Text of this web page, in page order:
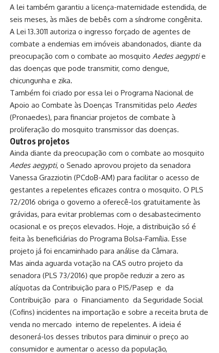
A lei também garantiu a licença-maternidade estendida, de
seis meses, às mães de bebês com a síndrome congênita.
A Lei 13.3011 autoriza o ingresso forçado de agentes de
combate a endemias em imóveis abandonados, diante da
preocupação com o combate ao mosquito Aedes aegyptie
das doenças que pode transmitir, como dengue,
chicungunha e zika.
Também foi criado por essa lei o Programa Nacional de
Apoio ao Combate às Doenças Transmitidas pelo Aedes
(Pronaedes), para financiar projetos de combate à
proliferação do mosquito transmissor das doenças.
Outros projetos
Ainda diante da preocupação com o combate ao mosquito
Aedes aegypti, o Senado aprovou projeto da senadora
Vanessa Grazziotin (PCdoB-AM) para facilitar o acesso de
gestantes a repelentes eficazes contra o mosquito. O PLS
72/2016 obriga o governo a oferecê-los gratuitamente às
grávidas, para evitar problemas com o desabastecimento
ocasional e os preços elevados. Hoje, a distribuição só é
feita às beneficiárias do Programa Bolsa-Família. Esse
projeto já foi encaminhado para análise da Câmara.
Mas ainda aguarda votação na CAS outro projeto da
senadora (PLS 73/2016) que propõe reduzir a zero as
alíquotas da Contribuição para o PIS/Pasep e da
Contribuição para o Financiamento da Seguridade Social
(Cofins) incidentes na importação e sobre a receita bruta de
venda no mercado interno de repelentes. A ideia é
desonerá-los desses tributos para diminuir o preço ao
consumidor e aumentar o acesso da população,